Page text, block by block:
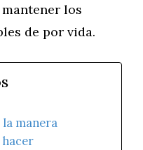
los
de por vida.
la manera
hacer